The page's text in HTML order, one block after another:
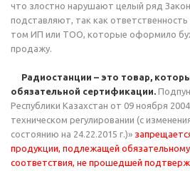
что злостно нарушают целый ряд
подставляют, так как
том ИП или ТОО, которые оформило
продажу.
Радиостанции – это товар,
обязательной сертификации.
Республики Казахстан от 09 ноября
техническом регулировании (с
состоянию на 24.22.2015 г.)»
продукции, подлежащей
соответствия, не прошедшей